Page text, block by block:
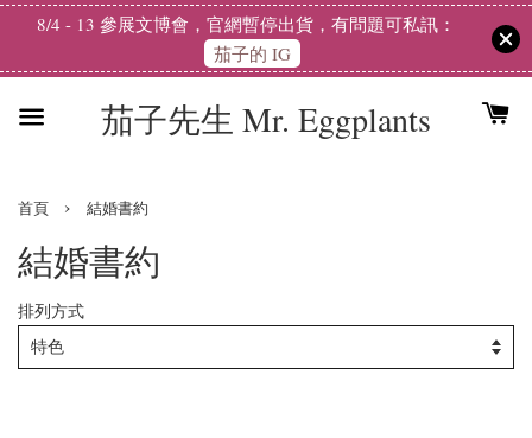
8/4 - 13 參展文博會，官網暫停出貨，有問題可私訊：
茄子的 IG
茄子先生 Mr. Eggplants
首頁 › 結婚書約
結婚書約
排列方式